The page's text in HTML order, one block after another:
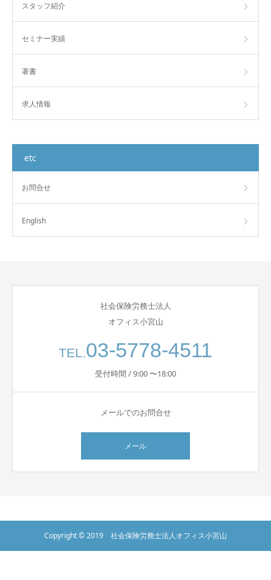
スタッフ紹介
セミナー実績
著書
求人情報
etc
お問合せ
English
社会保険労務士法人
オフィス小宮山
TEL.03-5778-4511
受付時間 / 9:00 〜18:00
メールでのお問合せ
メール
Copyright © 2019 社会保険労務士法人オフィス小宮山